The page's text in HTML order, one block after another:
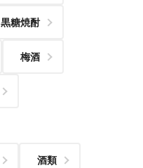
黒糖焼酎
梅酒
酒類